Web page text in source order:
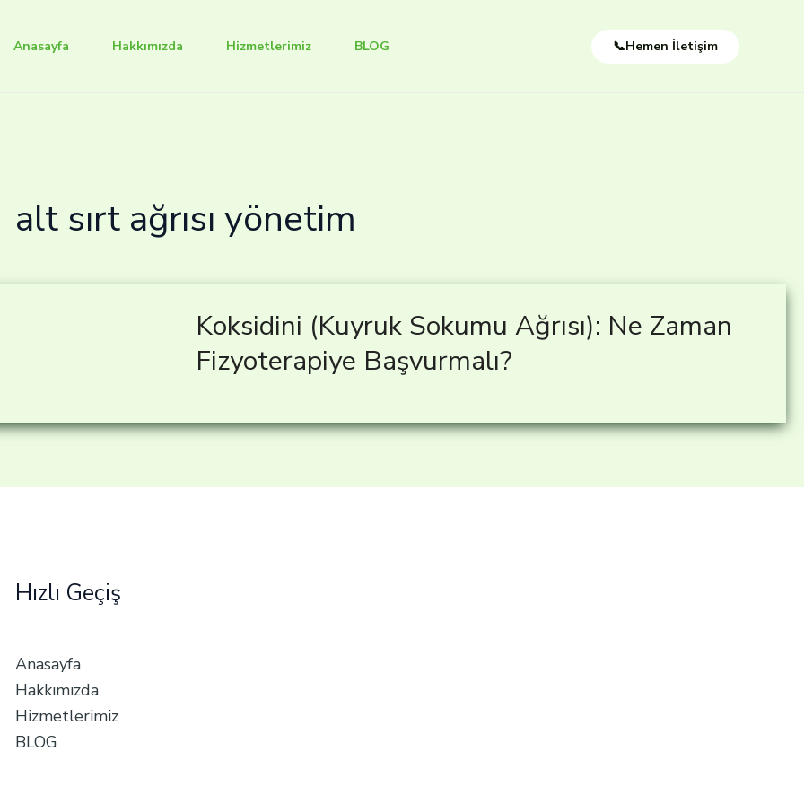
Anasayfa Hakkımızda Hizmetlerimiz BLOG 📞Hemen İletişim
alt sırt ağrısı yönetim
Koksidini (Kuyruk Sokumu Ağrısı): Ne Zaman
Fizyoterapiye Başvurmalı?
Hızlı Geçiş
Anasayfa
Hakkımızda
Hizmetlerimiz
BLOG